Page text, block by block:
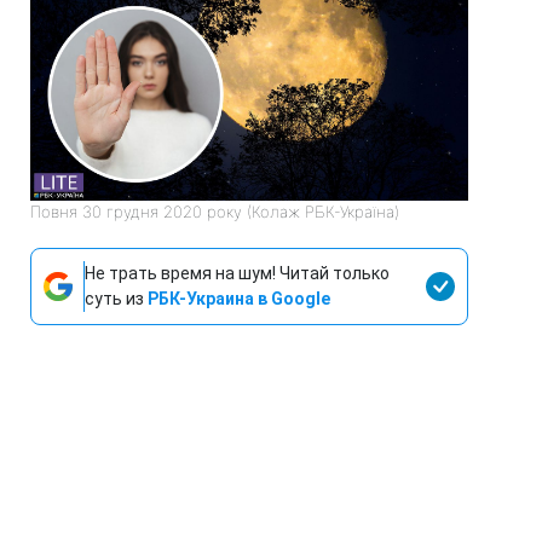
Повня 30 грудня 2020 року (Колаж РБК-Україна)
Не трать время на шум! Читай только
суть из РБК-Украина в Google